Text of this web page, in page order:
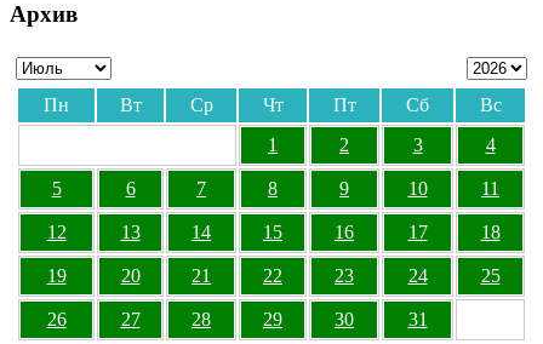
Архив
Пн Вт Ср Чт Пт Сб
Вс
1
2 3 4
5 6 7 8 9 10 11
12 13 14 15 16 17 18
19 20 21 22 23 24 25
26 27 28 29 30 31